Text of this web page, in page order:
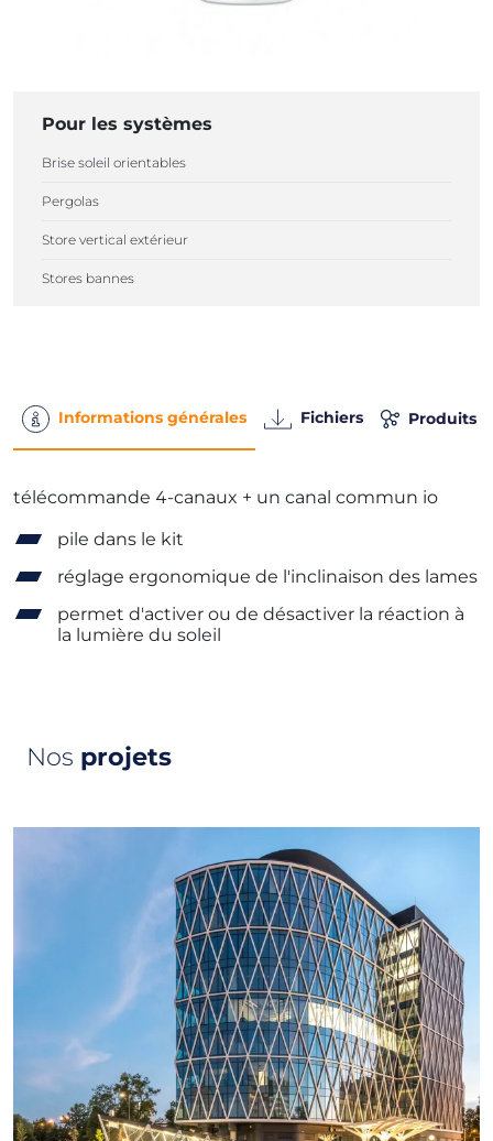
Pour les systèmes
Brise soleil orientables
Pergolas
Store vertical extérieur
Stores bannes
Informations générales Fichiers Produits
télécommande 4-canaux + un canal commun io
pile dans le kit
réglage ergonomique de l'inclinaison des lames
permet d'activer ou de désactiver la réaction à
la lumière du soleil
Nos projets